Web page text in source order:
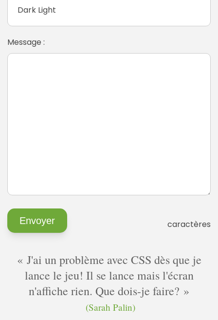
Message :
caractères
J'ai un problème avec CSS dès que je
lance le jeu! Il se lance mais l'écran
n'affiche rien. Que dois-je faire?
(Sarah Palin)